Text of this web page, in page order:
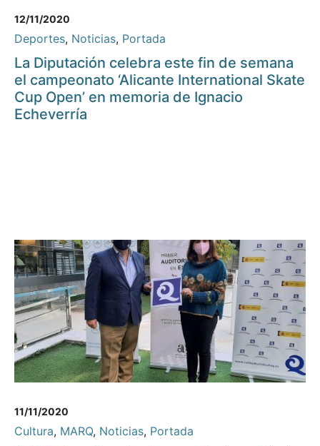
12/11/2020
Deportes, Noticias, Portada
La Diputación celebra este fin de semana
el campeonato ‘Alicante International Skate
Cup Open’ en memoria de Ignacio
Echeverría
11/11/2020
Cultura, MARQ, Noticias, Portada